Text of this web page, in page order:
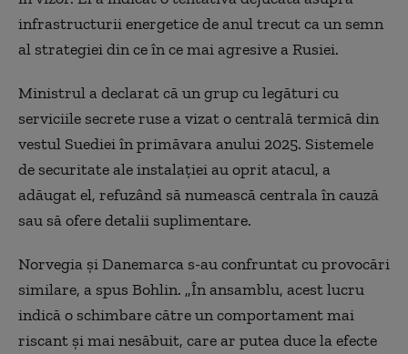
infrastructurii energetice de anul trecut ca un semn
al strategiei din ce în ce mai agresive a Rusiei.
Ministrul a declarat că un grup cu legături cu
serviciile secrete ruse a vizat o centrală termică din
vestul Suediei în primăvara anului 2025. Sistemele
de securitate ale instalației au oprit atacul, a
adăugat el, refuzând să numească centrala în cauză
sau să ofere detalii suplimentare.
Norvegia și Danemarca s-au confruntat cu provocări
similare, a spus Bohlin. „În ansamblu, acest lucru
indică o schimbare către un comportament mai
riscant și mai nesăbuit, care ar putea duce la efecte